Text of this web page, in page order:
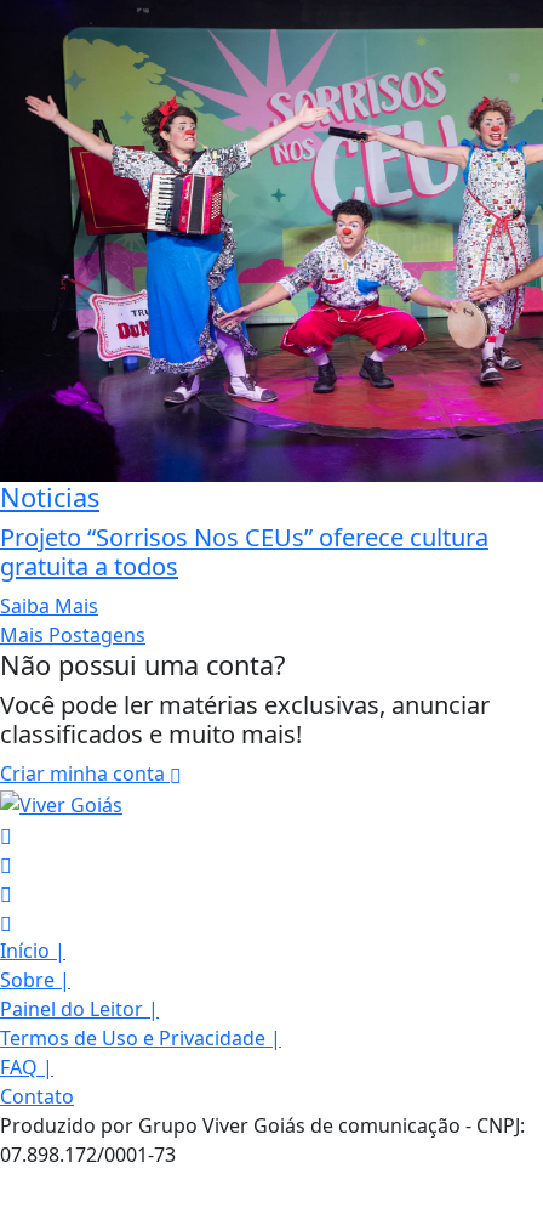
Noticias
Projeto “Sorrisos Nos CEUs” oferece cultura
gratuita a todos
Saiba Mais
Mais Postagens
Não possui uma conta?
Você pode ler matérias exclusivas, anunciar
classificados e muito mais!
Criar minha conta
Início |
Sobre |
Painel do Leitor |
Termos de Uso e Privacidade |
FAQ |
Contato
Produzido por Grupo Viver Goiás de comunicação - CNPJ:
07.898.172/0001-73